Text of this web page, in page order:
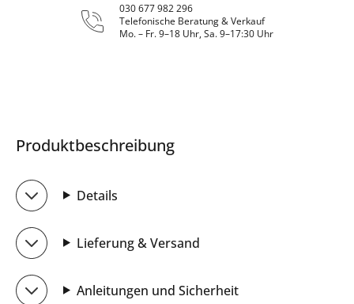
030 677 982 296
Telefonische Beratung & Verkauf
Mo. – Fr. 9–18 Uhr, Sa. 9–17:30 Uhr
Produktbeschreibung
Details
Lieferung & Versand
Anleitungen und Sicherheit